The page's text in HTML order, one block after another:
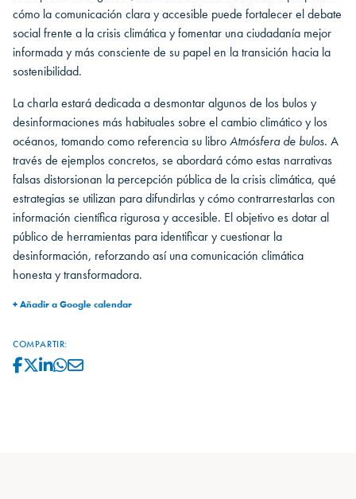
cómo la comunicación clara y accesible puede fortalecer el debate
social frente a la crisis climática y fomentar una ciudadanía mejor
informada y más consciente de su papel en la transición hacia la
sostenibilidad.
La charla estará dedicada a desmontar algunos de los bulos y
desinformaciones más habituales sobre el cambio climático y los
océanos, tomando como referencia su libroAtmósfera de bulos. A
través de ejemplos concretos, se abordará cómo estas narrativas
falsas distorsionan la percepción pública de la crisis climática, qué
estrategias se utilizan para difundirlas y cómo contrarrestarlas con
información científica rigurosa y accesible. El objetivo es dotar al
público de herramientas para identificar y cuestionar la
desinformación, reforzando así una comunicación climática
honesta y transformadora.
+ Añadir a Google calendar
COMPARTIR: